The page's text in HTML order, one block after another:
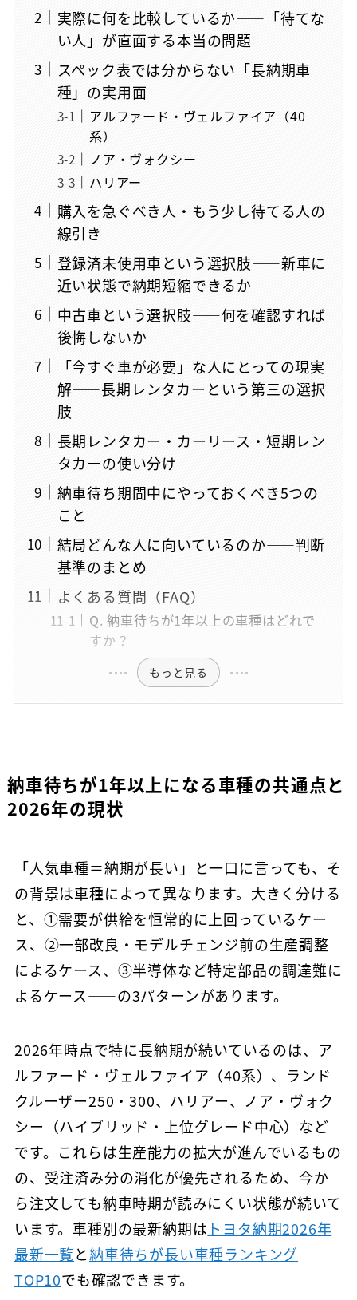
実際に何を比較しているか——「待てな
い人」が直面する本当の問題
スペック表では分からない「長納期車
種」の実用面
アルファード・ヴェルファイア（40
系）
ノア・ヴォクシー
ハリアー
購入を急ぐべき人・もう少し待てる人の
線引き
登録済未使用車という選択肢——新車に
近い状態で納期短縮できるか
中古車という選択肢——何を確認すれば
後悔しないか
「今すぐ車が必要」な人にとっての現実
解——長期レンタカーという第三の選択
肢
長期レンタカー・カーリース・短期レン
タカーの使い分け
納車待ち期間中にやっておくべき5つの
こと
結局どんな人に向いているのか——判断
基準のまとめ
よくある質問（FAQ）
Q. 納車待ちが1年以上の車種はどれで
すか？
もっと見る
納車待ちが1年以上になる車種の共通点と
2026年の現状
「人気車種＝納期が長い」と一口に言っても、そ
の背景は車種によって異なります。大きく分ける
と、①需要が供給を恒常的に上回っているケー
ス、②一部改良・モデルチェンジ前の生産調整
によるケース、③半導体など特定部品の調達難に
よるケース——の3パターンがあります。
2026年時点で特に長納期が続いているのは、ア
ルファード・ヴェルファイア（40系）、ランド
クルーザー250・300、ハリアー、ノア・ヴォク
シー（ハイブリッド・上位グレード中心）など
です。これらは生産能力の拡大が進んでいるもの
の、受注済み分の消化が優先されるため、今か
ら注文しても納車時期が読みにくい状態が続いて
います。車種別の最新納期は トヨタ納期2026年
最新一覧と納車待ちが長い車種ランキング
TOP10でも確認できます。